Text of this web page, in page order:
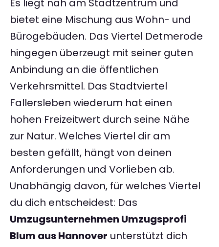
Es liegt nah am Stadtzentrum und
bietet eine Mischung aus Wohn- und
Bürogebäuden. Das Viertel Detmerode
hingegen überzeugt mit seiner guten
Anbindung an die öffentlichen
Verkehrsmittel. Das Stadtviertel
Fallersleben wiederum hat einen
hohen Freizeitwert durch seine Nähe
zur Natur. Welches Viertel dir am
besten gefällt, hängt von deinen
Anforderungen und Vorlieben ab.
Unabhängig davon, für welches Viertel
du dich entscheidest: Das
Umzugsunternehmen Umzugsprofi
Blum aus Hannover unterstützt dich